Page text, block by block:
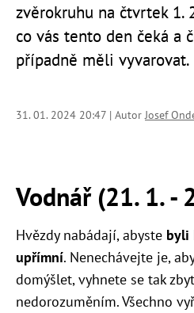
zvěrokruhu na čtvrtek 1.
co vás tento den čeká a
případně měli vyvarovat.
31. 01. 2024 20:47 | AutorJosef
Vodnář (21. 1. -
Hvězdy nabádají, abyste byli
upřímní. Nenechávejte je,
domýšlet, vyhnete se tak
nedorozuměním. Všechno